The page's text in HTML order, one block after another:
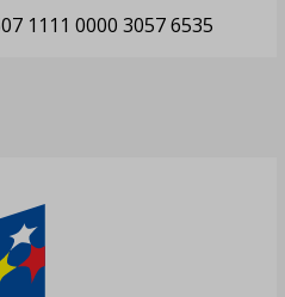
1111 0000 3057 6535